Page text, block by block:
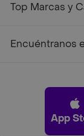
Top Marcas y
Encuéntranos
App